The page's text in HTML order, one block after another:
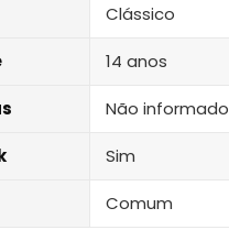
Clássico
14 anos
Não informado
Sim
Comum